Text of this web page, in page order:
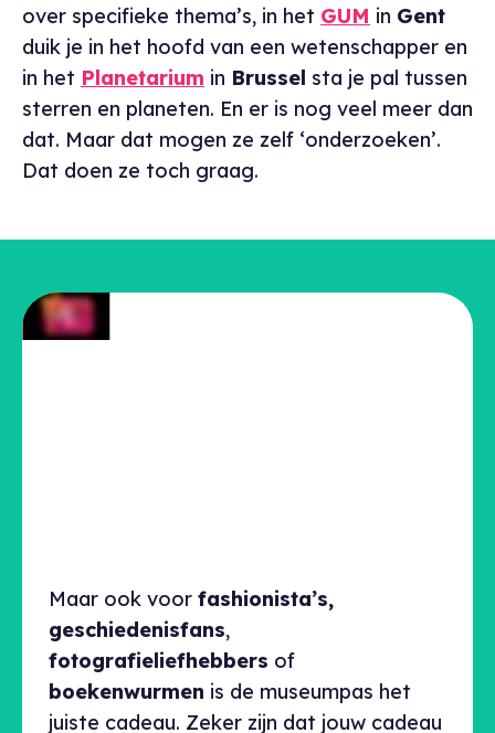
over specifieke thema’s, in het GUM in Gent
duik je in het hoofd van een wetenschapper en
in het Planetarium in Brussel sta je pal tussen
sterren en planeten. En er is nog veel meer dan
dat. Maar dat mogen ze zelf ‘onderzoeken’.
Dat doen ze toch graag.
Maar ook voor fashionista’s,
geschiedenisfans,
fotografieliefhebbers of
boekenwurmen is de museumpas het
juiste cadeau. Zeker zijn dat jouw cadeau